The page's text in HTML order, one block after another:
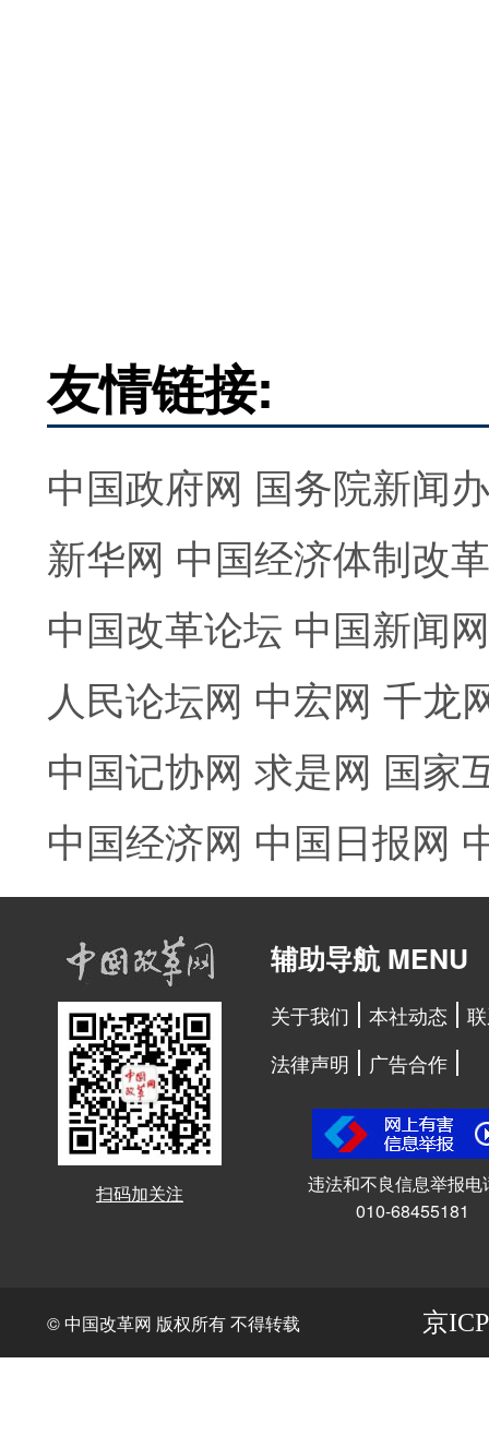
友情链接:
中国政府网 国务院新闻
新华网 中国经济体制改
中国改革论坛 中国新闻网
人民论坛网 中宏网 千龙
中国记协网 求是网 国家
中国经济网 中国日报网
扫码加关注
辅助导航 MENU
关于我们 本社动态
法律声明
广告合作
违法和不良信息举报电
010-68455181
© 中国改革网 版权所有 不得转载 京